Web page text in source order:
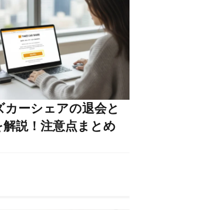
カーシェアの退会と
解説！注意点まとめ